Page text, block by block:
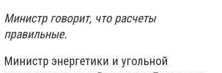
Министр говорит, что расчеты
правильные.
Министр энергетики и угольной